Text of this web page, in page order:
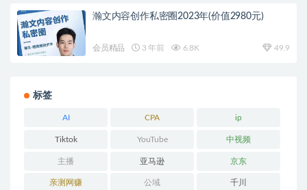
瀚文内容创作私密圈2023年(价值2980元)
会员精品 3 年前 6.8K 49.9
标签
AI CPA ip
Tiktok YouTube 中视频
主播 亚马逊 京东
亲测网赚 公域 千川